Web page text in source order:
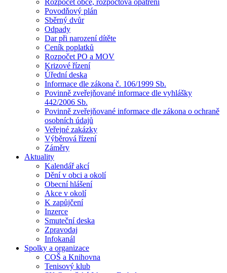
Povodňový plán
Sběrný dvůr
Odpady
Dar při narození dítěte
Ceník poplatků
Rozpočet PO a MOV
Krizové řízení
Úřední deska
Informace dle zákona č. 106/1999 Sb.
Povinně zveřejňované informace dle vyhlášky
442/2006 Sb.
Povinně zveřejňované informace dle zákona o ochraně
osobních údajů
Veřejné zakázky
Výběrová řízení
Záměry
Aktuality
Kalendář akcí
Dění v obci a okolí
Obecní hlášení
Akce v okolí
K zapůjčení
Inzerce
Smuteční deska
Zpravodaj
Infokanál
Spolky a organizace
COŠ a Knihovna
Tenisový klub